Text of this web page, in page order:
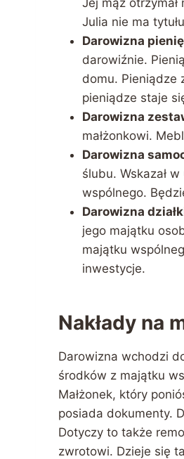
Julia nie ma
Darowizna
darowiźnie.
domu. Pieniądze
pieniądze staje
Darowizna
małżonkowi.
Darowizna
ślubu. Wskazał
wspólnego.
Darowizna
jego majątku
majątku
inwestycje.
Nakłady na
Darowizna wchodzi
środków z majątku
Małżonek, który
posiada dokumenty.
Dotyczy to także
zwrotowi. Dzieje się